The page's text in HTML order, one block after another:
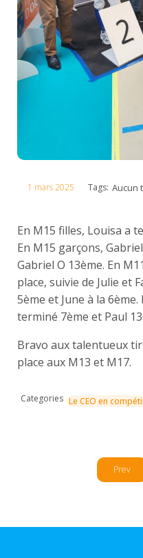
1 mars 2025 Tags: Aucun
En M15 filles, Louisa a
En M15 garçons,
Gabriel O 13ème. En
place, suivie de Julie et
5ème et June à la
terminé 7ème et Paul
Bravo aux talentueux
place aux M13 et M17.
Categories Le CEO en
Prev